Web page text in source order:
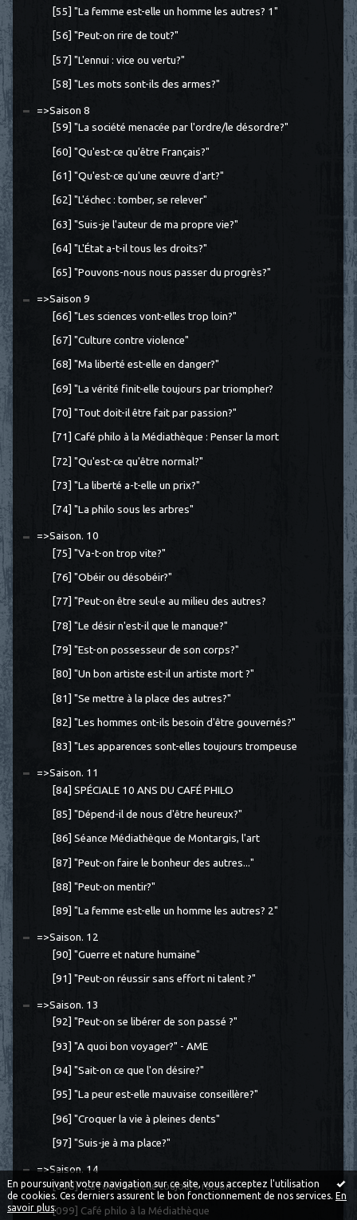
En poursuivant votre navigation sur ce site, vous acceptez l'utilisation
de cookies. Ces derniers assurent le bon fonctionnement de nos services. En
savoir plus.
[55] "La femme est-elle un homme les autres? 1"
[56] "Peut-on rire de tout?"
[57] "L'ennui : vice ou vertu?"
[58] "Les mots sont-ils des armes?"
=>Saison 8
[59] "La société menacée par l'ordre/le désordre?"
[60] "Qu'est-ce qu'être Français?"
[61] "Qu'est-ce qu'une œuvre d'art?"
[62] "L'échec : tomber, se relever"
[63] "Suis-je l'auteur de ma propre vie?"
[64] "L'État a-t-il tous les droits?"
[65] "Pouvons-nous nous passer du progrès?"
=>Saison 9
[66] "Les sciences vont-elles trop loin?"
[67] "Culture contre violence"
[68] "Ma liberté est-elle en danger?"
[69] "La vérité finit-elle toujours par triompher?
[70] "Tout doit-il être fait par passion?"
[71] Café philo à la Médiathèque : Penser la mort
[72] "Qu'est-ce qu'être normal?"
[73] "La liberté a-t-elle un prix?"
[74] "La philo sous les arbres"
=>Saison. 10
[75] "Va-t-on trop vite?"
[76] "Obéir ou désobéir?"
[77] "Peut-on être seul·e au milieu des autres?
[78] "Le désir n'est-il que le manque?"
[79] "Est-on possesseur de son corps?"
[80] "Un bon artiste est-il un artiste mort ?"
[81] "Se mettre à la place des autres?"
[82] "Les hommes ont-ils besoin d'être gouvernés?"
[83] "Les apparences sont-elles toujours trompeuse
=>Saison. 11
[84] SPÉCIALE 10 ANS DU CAFÉ PHILO
[85] "Dépend-il de nous d'être heureux?"
[86] Séance Médiathèque de Montargis, l'art
[87] "Peut-on faire le bonheur des autres..."
[88] "Peut-on mentir?"
[89] "La femme est-elle un homme les autres? 2"
=>Saison. 12
[90] "Guerre et nature humaine"
[91] "Peut-on réussir sans effort ni talent ?"
=>Saison. 13
[92] "Peut-on se libérer de son passé ?"
[93] "A quoi bon voyager?" - AME
[94] "Sait-on ce que l'on désire?"
[95] "La peur est-elle mauvaise conseillère?"
[96] "Croquer la vie à pleines dents"
[97] "Suis-je à ma place?"
=>Saison. 14
[098] "La foule a-t-elle toujours raison?"
[099] Café philo à la Médiathèque